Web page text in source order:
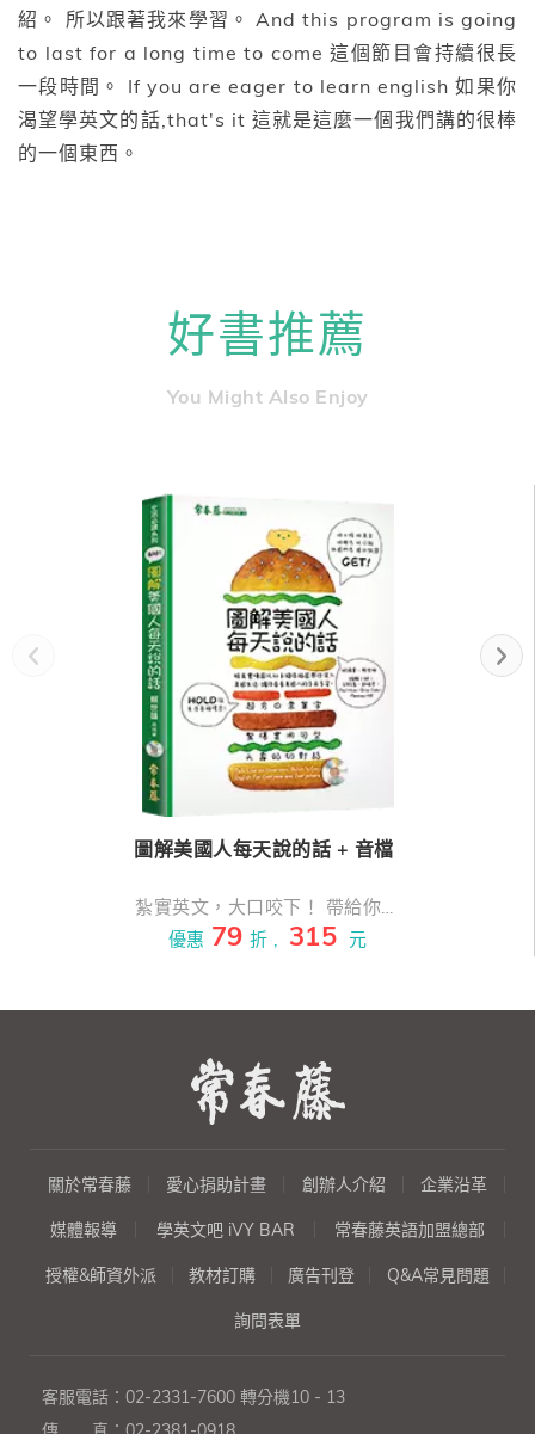
紹。 所以跟著我來學習。 And this program is going
to last for a long time to come 這個節目會持續很長
一段時間。 If you are eager to learn english 如果你
渴望學英文的話,that's it 這就是這麼一個我們講的很棒
的一個東西。
好書推薦
You Might Also Enjoy
圖解美國人每天說的話 + 音檔
紮實英文，大口咬下！ 帶給你閱
讀、聽力、口說的多方饗宴！！
情的英語學習書，配合循序漸進
力、口說」學習方式，翻開這本
書，不只心情變美麗，英文也進
步了～
優惠 79 折 , 315 元
關於常春藤 愛心捐助計畫 創辦人介紹 企業沿革
媒體報導 學英文吧 iVY BAR 常春藤英語加盟總部
授權&師資外派 教材訂購 廣告刊登 Q&A常見問題
詢問表單
客服電話： 02-2331-7600 轉分機10 - 13